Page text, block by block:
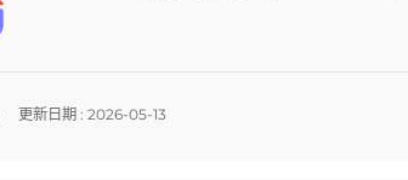
更新日期 : 2026-05-13